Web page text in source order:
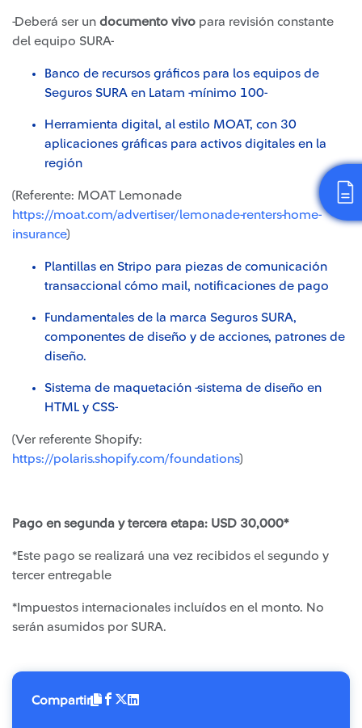
-Deberá ser un documento vivo para revisión constante
del equipo SURA-
Banco de recursos gráficos para los equipos de
Seguros SURA en Latam -mínimo 100-
Herramienta digital, al estilo MOAT, con 30
aplicaciones gráficas para activos digitales en la
región
(Referente: MOAT Lemonade
https://moat.com/advertiser/lemonade-renters-home-
insurance)
Plantillas en Stripo para piezas de comunicación
transaccional cómo mail, notificaciones de pago
Fundamentales de la marca Seguros SURA,
componentes de diseño y de acciones, patrones de
diseño.
Sistema de maquetación -sistema de diseño en
HTML y CSS-
(Ver referente Shopify:
https://polaris.shopify.com/foundations)
Pago en segunda y tercera etapa: USD 30,000*
*Este pago se realizará una vez recibidos el segundo y
tercer entregable
*Impuestos internacionales incluídos en el monto. No
serán asumidos por SURA.
Compartir